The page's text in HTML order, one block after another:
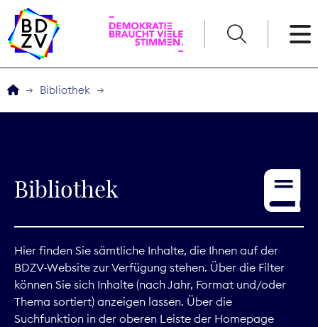
Service
Digitales
Kommunikation
Bibliothek
Bibliothek
Hier finden Sie sämtliche Inhalte, die Ihnen auf der
BDZV-Website zur Verfügung stehen. Über die Filter
können Sie sich Inhalte (nach Jahr, Format und/oder
Thema sortiert) anzeigen lassen. Über die
Suchfunktion in der oberen Leiste der Homepage